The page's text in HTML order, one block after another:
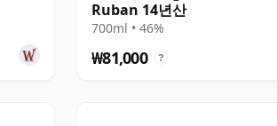
Ruban 14년산
700ml • 46%
₩81,000 ?